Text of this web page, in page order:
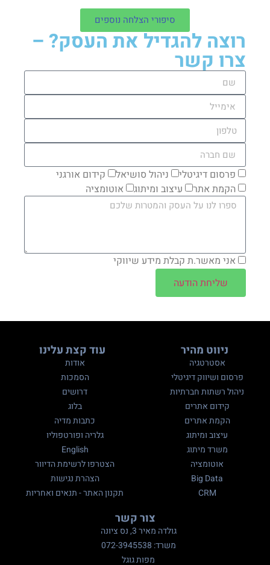
סיפורי הצלחה נוספים
רוצה להגדיל את העסק? –
צרו קשר
פרסום דיגיטלי ניהול סושיאל
קידום אורגני
הקמת אתר
עיצוב ומיתוג אוטומציה
אני מאשר.ת קבלת מידע שיווקי
שליחת הודעה
ניווט מהיר
אסטרטגיה
פרסום ושיווק דיגיטלי
ניהול רשתות חברתיות
קידום אתרים
הקמת אתרים
עיצוב ומיתוג
משרד מיתוג
אוטומציה
Big Data
CRM
עוד קצת עלינו
אודות
הסמכות
דרושים
בלוג
כתבות מדיה
גלריה ופורטפוליו
English
הצטרפו לרשימת הדיוור
הצהרת נגישות
תקנון האתר - תנאים ואחריות
צור קשר
גולדה מאיר 3, נס ציונה
משרד: 072-3945538
מפות גוגל